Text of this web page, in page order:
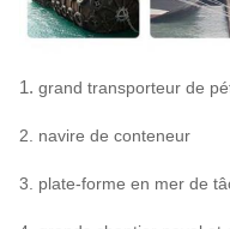
1. grand transporteur de
2. navire de conteneur
3. plate-forme en mer de